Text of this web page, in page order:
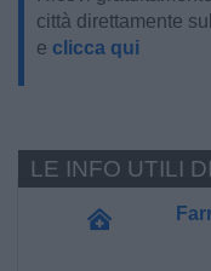
città direttamente
e clicca qui
LE INFO UTILI